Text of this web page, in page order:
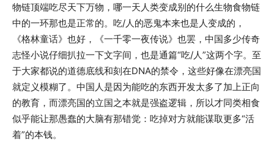
物链顶端吃尽天下万物，哪一天人类变成别的什么生物食物链
中的一环那也是正常的。吃/人的恶鬼本来也是人变成的，
《格林童话》也好，《一千零一夜传说》也罢，中国多少传奇
志怪小说仔细扒拉一下文字间，也是通篇“吃/人”这两个字。至
于大家都说的道德底线和刻在DNA的禁令，这些好像在漂亮国
就定义模糊了。中国人是因为能吃的东西开发太多了加上正向
的教育，而漂亮国的立国之本就是强盗逻辑，所以才同类相食
似乎能让那愚蠢的大脑有那错觉：吃掉对方就能谋取更多“活
着”的本钱。